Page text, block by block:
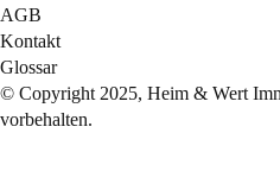
AGB
Kontakt
Glossar
© Copyright 2025, Heim & Wert
vorbehalten.